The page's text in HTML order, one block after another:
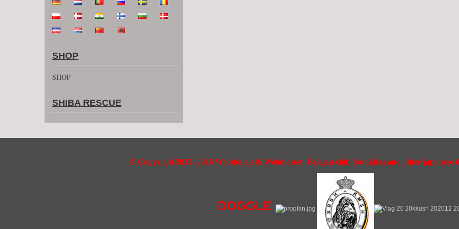
SHOP
SHOP
SHIBA RESCUE
© Copyright 2012- 2016 Webdesign & Webmaster Belgian club for akitas and other japanese
DOGGLE